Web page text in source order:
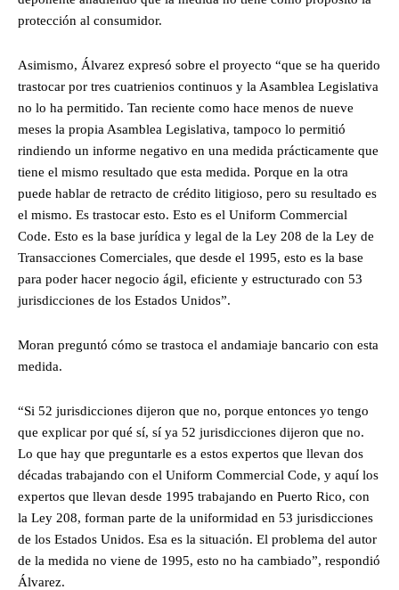
protección al consumidor.
Asimismo, Álvarez expresó sobre el proyecto “que se ha querido
trastocar por tres cuatrienios continuos y la Asamblea Legislativa
no lo ha permitido. Tan reciente como hace menos de nueve
meses la propia Asamblea Legislativa, tampoco lo permitió
rindiendo un informe negativo en una medida prácticamente que
tiene el mismo resultado que esta medida. Porque en la otra
puede hablar de retracto de crédito litigioso, pero su resultado es
el mismo. Es trastocar esto. Esto es el Uniform Commercial
Code. Esto es la base jurídica y legal de la Ley 208 de la Ley de
Transacciones Comerciales, que desde el 1995, esto es la base
para poder hacer negocio ágil, eficiente y estructurado con 53
jurisdicciones de los Estados Unidos”.
Moran preguntó cómo se trastoca el andamiaje bancario con esta
medida.
“Si 52 jurisdicciones dijeron que no, porque entonces yo tengo
que explicar por qué sí, sí ya 52 jurisdicciones dijeron que no.
Lo que hay que preguntarle es a estos expertos que llevan dos
décadas trabajando con el Uniform Commercial Code, y aquí los
expertos que llevan desde 1995 trabajando en Puerto Rico, con
la Ley 208, forman parte de la uniformidad en 53 jurisdicciones
de los Estados Unidos. Esa es la situación. El problema del autor
de la medida no viene de 1995, esto no ha cambiado”, respondió
Álvarez.